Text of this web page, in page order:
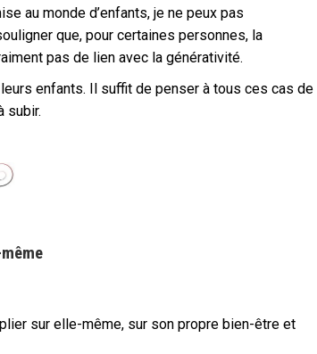
au monde d’enfants, je ne peux pas
que, pour certaines personnes, la
pas de lien avec la générativité.
enfants. Il suffit de penser à tous ces cas de
subir.
sur elle-même, sur son propre bien-être et